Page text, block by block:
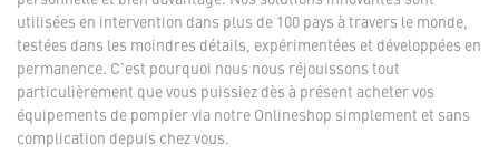
utilisées en intervention dans plus de 100 pays à travers le monde,
testées dans les moindres détails, expérimentées et développées en
permanence. C'est pourquoi nous nous réjouissons tout
particulièrement que vous puissiez dès à présent acheter vos
équipements de pompier via notre Onlineshop simplement et sans
complication depuis chez vous.